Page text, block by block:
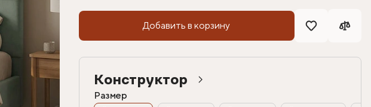
Добавить в корзину
Конструктор
Размер